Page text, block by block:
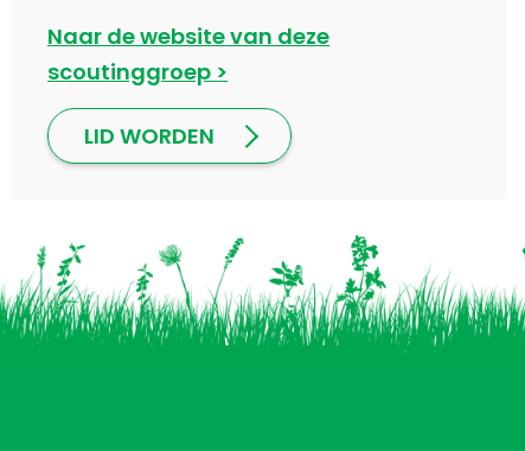
Naar de website van deze
scoutinggroep
LID WORDEN